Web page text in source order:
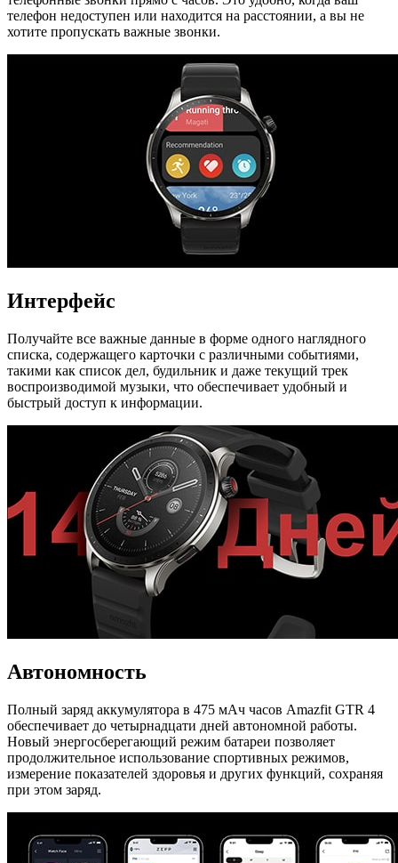
телефон недоступен или находится на расстоянии, а вы не
хотите пропускать важные звонки.
Интерфейс
Получайте все важные данные в форме одного наглядного
списка, содержащего карточки с различными событиями,
такими как список дел, будильник и даже текущий трек
воспроизводимой музыки, что обеспечивает удобный и
быстрый доступ к информации.
Автономность
Полный заряд аккумулятора в 475 мАч часов Amazfit GTR 4
обеспечивает до четырнадцати дней автономной работы.
Новый энергосберегающий режим батареи позволяет
продолжительное использование спортивных режимов,
измерение показателей здоровья и других функций, сохраняя
при этом заряд.